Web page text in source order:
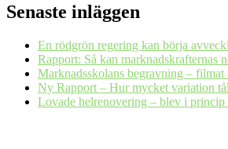
Senaste inläggen
En rödgrön regering kan börja
Rapport: Så kan marknadskrafternas
Marknadsskolans begravning –
Ny Rapport – Hur mycket variation
Lovade helrenovering – blev i princip